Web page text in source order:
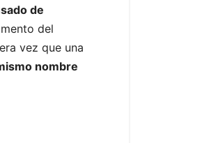
de
del
vez que una
nombre